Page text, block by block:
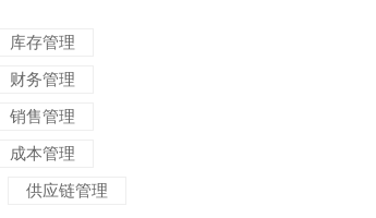
库存管理
财务管理
销售管理
成本管理
供应链管理